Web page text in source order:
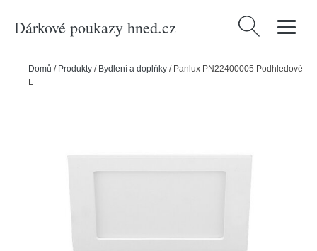
Dárkové poukazy hned.cz Vyhledávání
Domů / Produkty / Bydlení a doplňky / Panlux PN22400005 Podhledové
LED svítidlo Downlight CCT Square bílá, 6 W